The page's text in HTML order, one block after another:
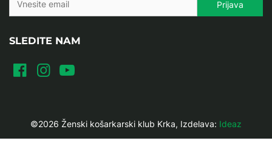
SLEDITE NAM
©2026 Ženski košarkarski klub Krka, Izdelava: Ideaz